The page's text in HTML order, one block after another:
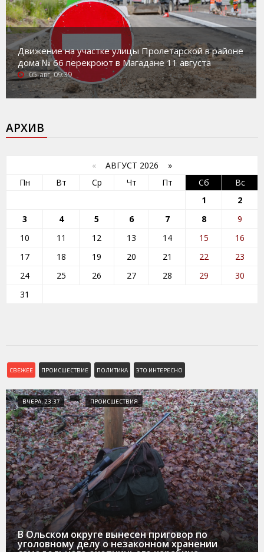
Движение на участке улицы Пролетарской в районе
дома № 66 перекроют в Магадане 11 августа
05-авг, 09:39
АРХИВ
« АВГУСТ 2026 »
Пн
Вт Ср Чт Пт Сб
Вс
1
2
3
4 5 6 7 8
9
10
11 12 13 14 15
16
17
18 19 20 21 22
23
24
25 26 27 28 29
30
31
СВЕЖЕЕ ПРОИСШЕСТВИЕ ПОЛИТИКА ЭТО ИНТЕРЕСНО
ВЧЕРА, 23:37 ПРОИСШЕСТВИЯ
В Ольском округе вынесен приговор по
уголовному делу о незаконном хранении